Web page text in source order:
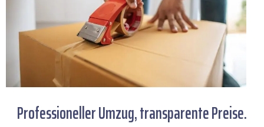
Professioneller Umzug, transparente Preise.